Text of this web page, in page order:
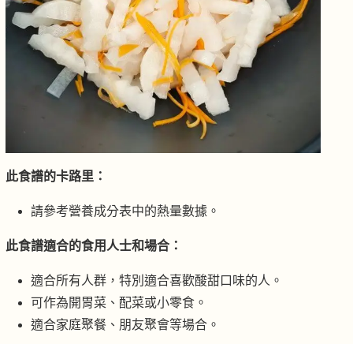
此食譜的卡路里：
請參考營養成分表中的熱量數據。
此食譜適合的食用人士和場合：
適合所有人群，特別適合喜歡酸甜口味的人。
可作為開胃菜、配菜或小零食。
適合家庭聚餐、朋友聚會等場合。